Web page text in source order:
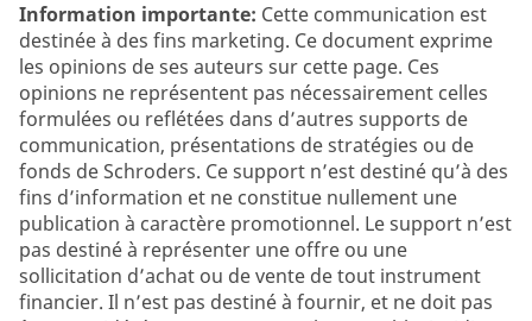
Information importante: Cette communication est
destinée à des fins marketing. Ce document exprime
les opinions de ses auteurs sur cette page. Ces
opinions ne représentent pas nécessairement celles
formulées ou reflétées dans d’autres supports de
communication, présentations de stratégies ou de
fonds de Schroders. Ce support n’est destiné qu’à des
fins d’information et ne constitue nullement une
publication à caractère promotionnel. Le support n’est
pas destiné à représenter une offre ou une
sollicitation d’achat ou de vente de tout instrument
financier. Il n’est pas destiné à fournir, et ne doit pas